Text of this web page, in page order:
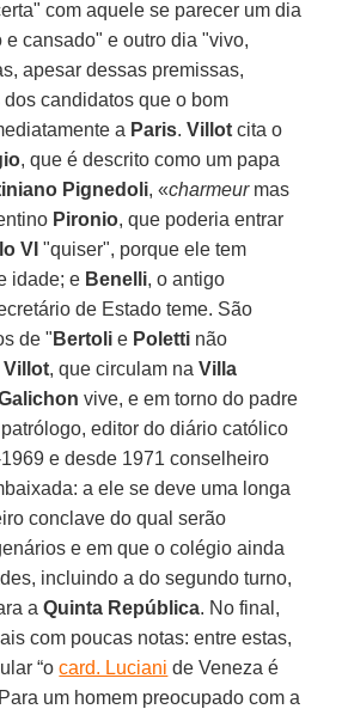
com aquele se parecer um dia
e cansado" e outro dia "vivo,
apesar dessas premissas,
candidatos que o bom
a Paris.Villot cita o
, que é descrito como um papa
Pignedoli, «charmeurmas
Pironio, que poderia entrar
VI "quiser", porque ele tem
idade; e Benelli, o antigo
de Estado teme. São
de " Bertoli e Poletti não
Villot, que circulam naVilla
vive, e em torno do padre
patrólogo, editor do diário católico
e desde 1971 conselheiro
a ele se deve uma longa
conclave do qual serão
e em que o colégio ainda
incluindo a do segundo turno,
aQuinta República. No final,
com poucas notas: entre estas,
“ocard. Luciani de Veneza é
um homem preocupado com a